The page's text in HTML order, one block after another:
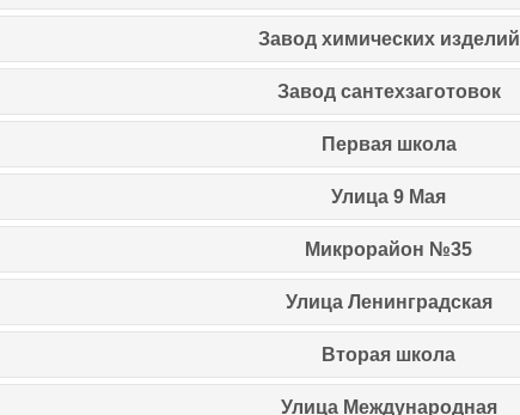
Завод химических изделий
Завод сантехзаготовок
Первая школа
Улица 9 Мая
Микрорайон №35
Улица Ленинградская
Вторая школа
Улица Международная